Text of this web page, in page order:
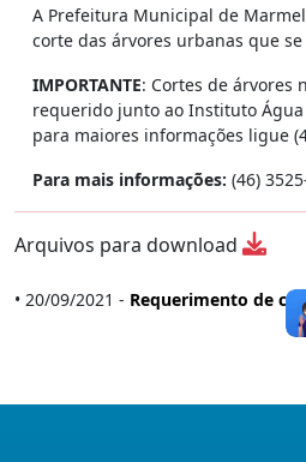
A Prefeitura Municipal de
corte das árvores urbanas que
IMPORTANTE: Cortes de árvores
requerido junto ao Instituto Água
para maiores informações ligue
Para mais informações: (46)
Arquivos para download
• 20/09/2021 - Requerimento de